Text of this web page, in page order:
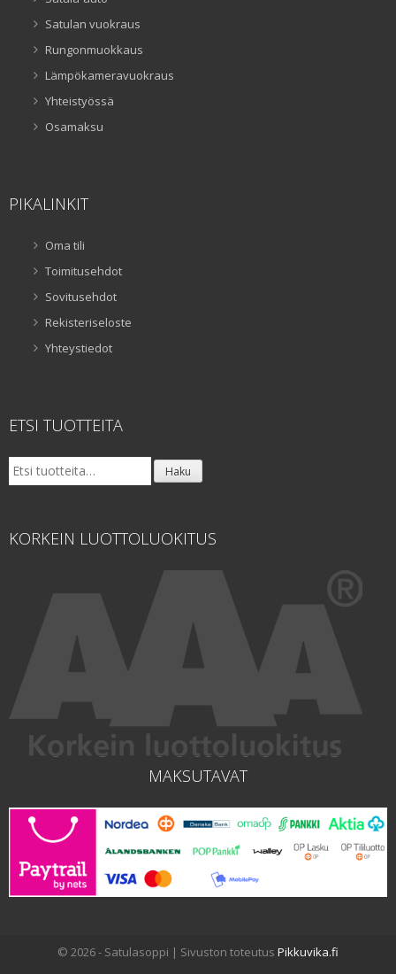
Satulan vuokraus
Rungonmuokkaus
Lämpökameravuokraus
Yhteistyössä
Osamaksu
PIKALINKIT
Oma tili
Toimitusehdot
Sovitusehdot
Rekisteriseloste
Yhteystiedot
ETSI TUOTTEITA
Etsi: Haku
KORKEIN LUOTTOLUOKITUS
MAKSUTAVAT
© 2026 - Satulasoppi | Sivuston toteutus Pikkuvika.fi